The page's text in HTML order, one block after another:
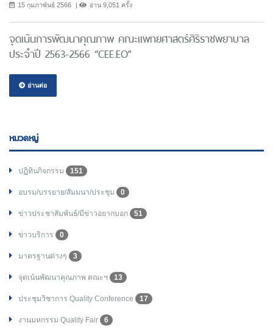
15 กุมภาพันธ์ 2566 อ่าน 9,051 ครั้ง
จุดเน้นการพัฒนาคุณภาพ คณะแพทยศาสตร์ศิริราชพยาบาล
ประจำปี 2563-2566 “CEE.EO”
อ่านต่อ
หมวดหมู่
ปฏิทินกิจกรรม 151
อบรม/บรรยาย/สัมมนา/ประชุม 0
ข่าวประชาสัมพันธ์/มีข่าวอยากบอก 51
ข่าวบริการ 0
มาตรฐานต่างๆ 3
จุดเน้นพัฒนาคุณภาพ คณะฯ 13
ประชุมวิชาการ Quality Conference 17
งานมหกรรม Quality Fair 6